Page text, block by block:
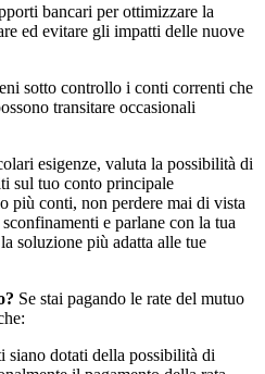
bancari per ottimizzare la
ed evitare gli impatti delle nuove
sotto controllo i conti correnti che
transitare occasionali
esigenze, valuta la possibilità di
sul tuo conto principale
più conti, non perdere mai di vista
e parlane con la tua
soluzione più adatta alle tue
Se stai pagando le rate del mutuo
siano dotati della possibilità di